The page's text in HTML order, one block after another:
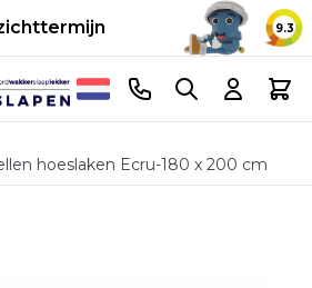
9.3
Telefoonnummer
Search Cart
hoeslaken Ecru-180 x 200 cm